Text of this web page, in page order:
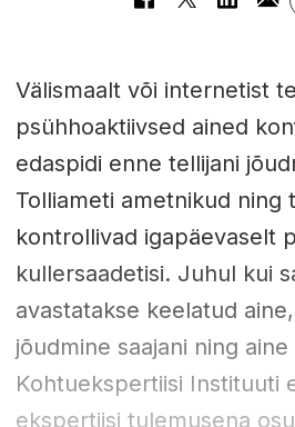
Välismaalt või internetist
psühhoaktiivsed ained
edaspidi enne tellijani
Tolliameti ametnikud ning
kontrollivad igapäevaselt
kullersaadetisi. Juhul kui
avastatakse keelatud
jõudmine saajani ning
Kohtuekspertiisi Instituuti
ekspertiisi tulemusena